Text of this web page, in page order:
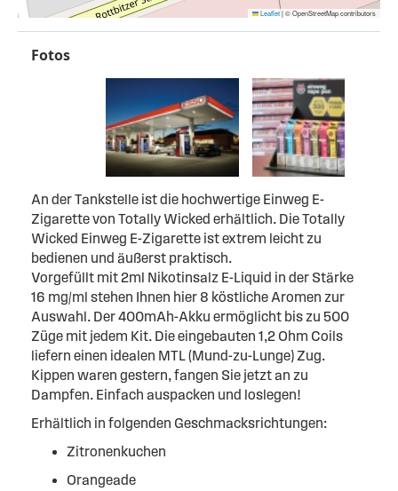
Leaflet|© OpenStreetMap contributors
Fotos
An der Tankstelle ist die hochwertige Einweg E-
Zigarette von Totally Wicked erhältlich. Die Totally
Wicked Einweg E-Zigarette ist extrem leicht zu
bedienen und äußerst praktisch.
Vorgefüllt mit 2ml Nikotinsalz E-Liquid in der Stärke
16 mg/ml stehen Ihnen hier 8 köstliche Aromen zur
Auswahl. Der 400mAh-Akku ermöglicht bis zu 500
Züge mit jedem Kit. Die eingebauten 1,2 Ohm Coils
liefern einen idealen MTL (Mund-zu-Lunge) Zug.
Kippen waren gestern, fangen Sie jetzt an zu
Dampfen. Einfach auspacken und loslegen!
Erhältlich in folgenden Geschmacksrichtungen:
Zitronenkuchen
Orangeade